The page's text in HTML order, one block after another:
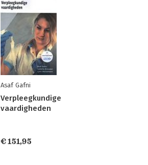
Asaf Gafni
Verpleegkundige
vaardigheden
€ 151,95